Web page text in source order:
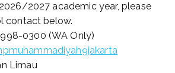
2027 academic year, please
contact below.
0300 (WA Only)
Limau